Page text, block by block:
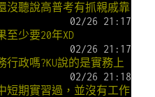
沒聽說高普考有抓親戚靠
02/26 21:17
少要20年XD
02/26 21:17
行政嗎?KU說的是實務上
02/26 21:18
短期實習過，並沒有工作